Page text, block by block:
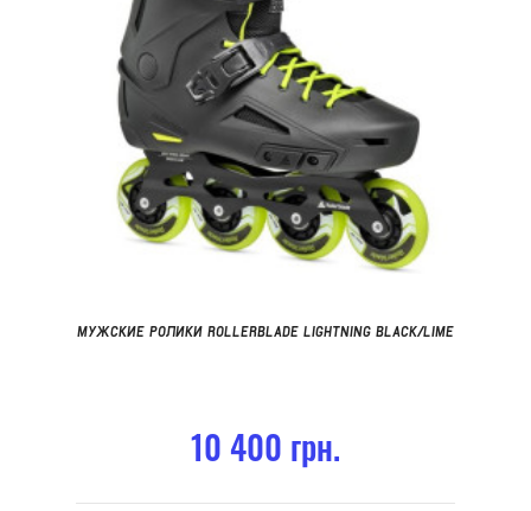
МУЖСКИЕ РОЛИКИ ROLLERBLADE LIGHTNING BLACK/LIME
10 400 грн.